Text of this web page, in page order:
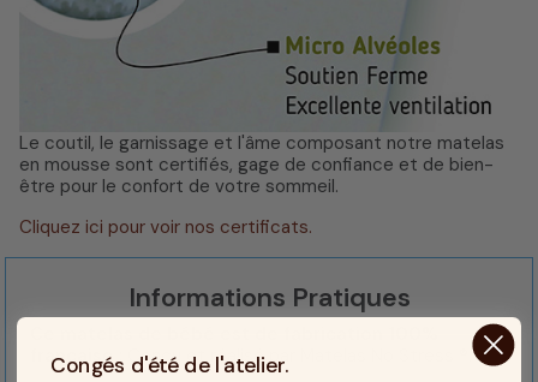
Le coutil, le garnissage et l'âme composant notre matelas
en mousse sont certifiés, gage de confiance et de bien-
être pour le confort de votre sommeil.
Cliquez ici pour voir nos certificats.
Informations Pratiques
française : Conçu et réalisé par Matelas No Stress ®.
Congés d'été de l'atelier.